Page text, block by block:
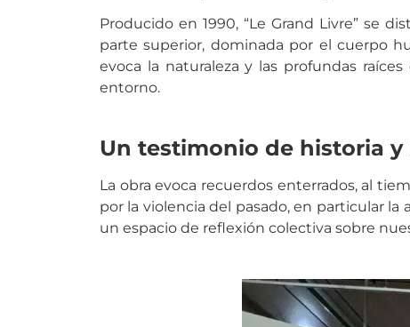
Producido en 1990, “Le Grand Livre” se
parte superior, dominada por el cuerpo
evoca la naturaleza y las profundas
entorno.
Un testimonio de historia y
La obra evoca recuerdos enterrados, al
por la violencia del pasado, en particular la
un espacio de reflexión colectiva sobre